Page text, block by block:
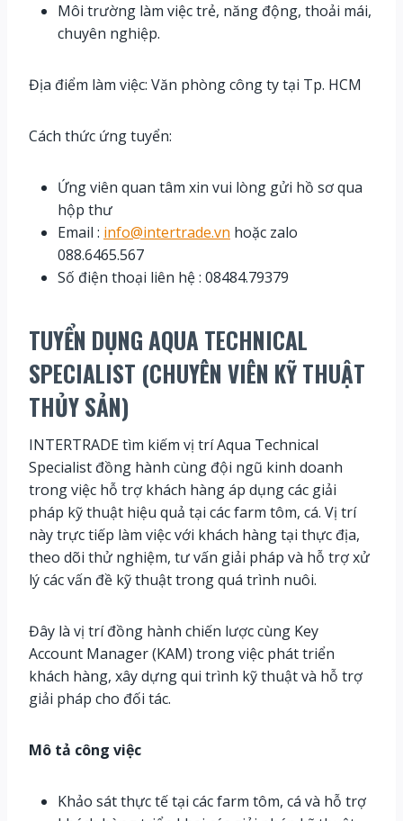
Môi trường làm việc trẻ, năng động, thoải mái,
chuyên nghiệp.
Địa điểm làm việc: Văn phòng công ty tại Tp. HCM
Cách thức ứng tuyển:
Ứng viên quan tâm xin vui lòng gửi hồ sơ qua
hộp thư
Email : info@intertrade.vn hoặc zalo
088.6465.567
Số điện thoại liên hệ : 08484.79379
TUYỂN DỤNGAQUA TECHNICAL
SPECIALIST (CHUYÊN VIÊN KỸ THUẬT
THỦY SẢN)
INTERTRADE tìm kiếm vị trí Aqua Technical
Specialist đồng hành cùng đội ngũ kinh doanh
trong việc hỗ trợ khách hàng áp dụng các giải
pháp kỹ thuật hiệu quả tại các farm tôm, cá. Vị trí
này trực tiếp làm việc với khách hàng tại thực địa,
theo dõi thử nghiệm, tư vấn giải pháp và hỗ trợ xử
lý các vấn đề kỹ thuật trong quá trình nuôi.
Đây là vị trí đồng hành chiến lược cùng Key
Account Manager (KAM) trong việc phát triển
khách hàng, xây dựng qui trình kỹ thuật và hỗ trợ
giải pháp cho đối tác.
Mô tả công việc
Khảo sát thực tế tại các farm tôm, cá và hỗ trợ